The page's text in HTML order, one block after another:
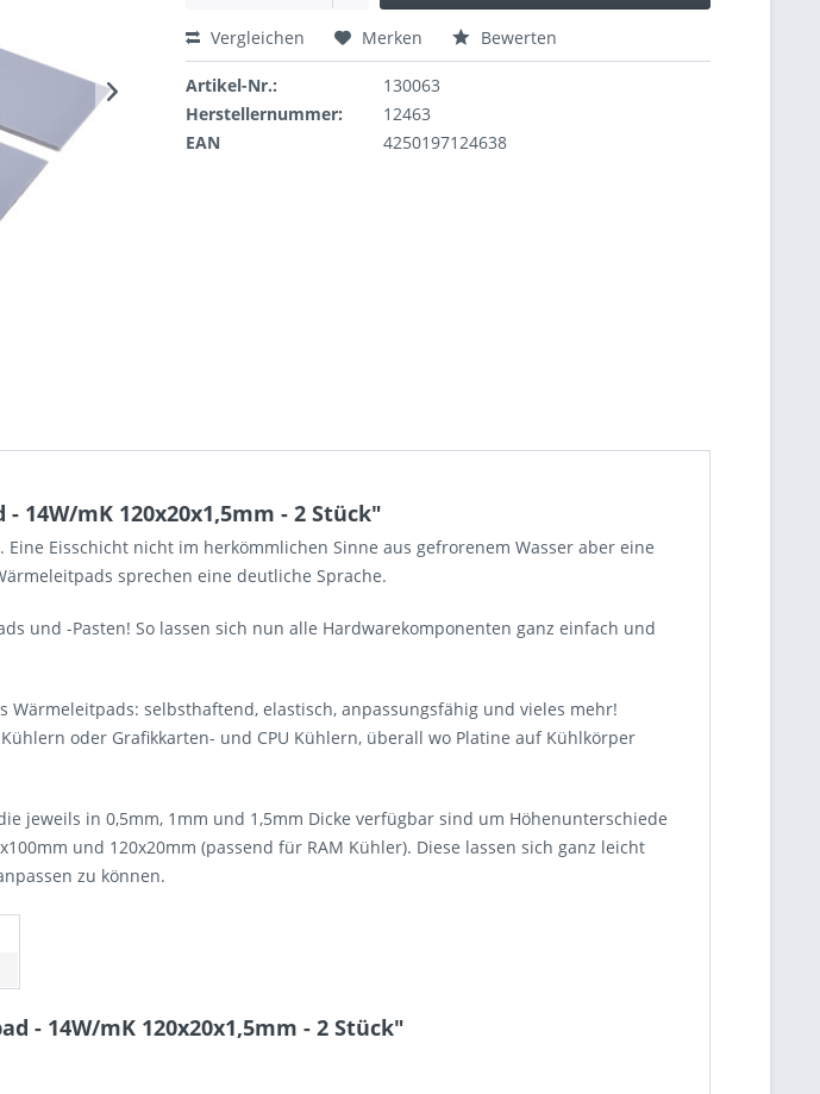
Vergleichen Merken Bewerten
Artikel-Nr.:
130063
Herstellernummer:
12463
EAN
4250197124638
mK 120x20x1,5mm - 2 Stück"
Eisschicht nicht im herkömmlichen Sinne aus gefrorenem Wasser aber eine
sprechen eine deutliche Sprache.
und -Pasten! So lassen sich nun alle Hardwarekomponenten ganz einfach und
Wärmeleitpads: selbsthaftend, elastisch, anpassungsfähig und vieles mehr!
oder Grafikkarten- und CPU Kühlern, überall wo Platine auf Kühlkörper
jeweils in 0,5mm, 1mm und 1,5mm Dicke verfügbar sind um Höhenunterschiede
und 120x20mm (passend für RAM Kühler). Diese lassen sich ganz leicht
zu können.
- 14W/mK 120x20x1,5mm - 2 Stück"